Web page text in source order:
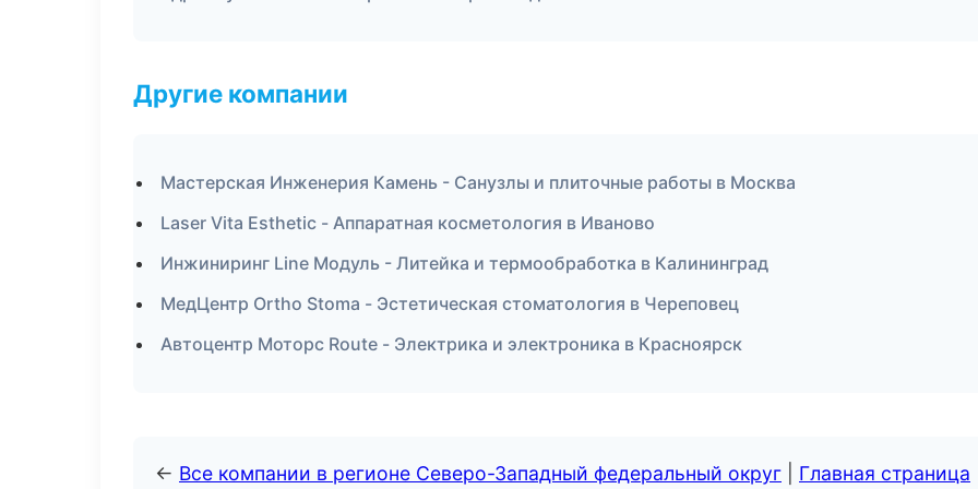
Другие компании
Мастерская Инженерия Камень - Санузлы и плиточные работы в Москва
Laser Vita Esthetic - Аппаратная косметология в Иваново
Инжиниринг Line Модуль - Литейка и термообработка в Калининград
МедЦентр Ortho Stoma - Эстетическая стоматология в Череповец
Автоцентр Моторс Route - Электрика и электроника в Красноярск
← Все компании в регионе Северо-Западный федеральный округ Главная страница